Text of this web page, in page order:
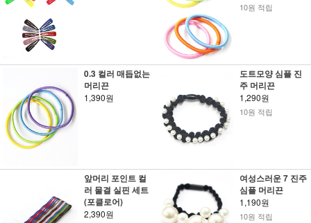
10원 적립
0.3 컬러 매듭없는
머리끈
1,390원
도트모양 심플 진
주 머리끈
1,290원
10원 적립
앞머리 포인트 컬
러 물결 실핀 세트
(포클로어)
2,390원
여성스러운 7 진주
심플 머리끈
1,190원
10원 적립